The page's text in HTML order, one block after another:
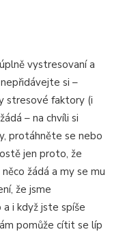
vystresovaní a
si –
stresové faktory (i
– na chvíli si
protáhněte se nebo
jen proto, že
žádá a my se mu
že jsme
i když jste spíše
pomůže cítit se líp